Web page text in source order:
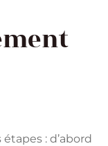
: d’abord